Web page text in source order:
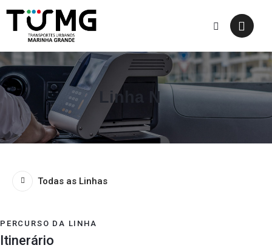
Linha N
Todas as Linhas
PERCURSO DA LINHA
Itinerário